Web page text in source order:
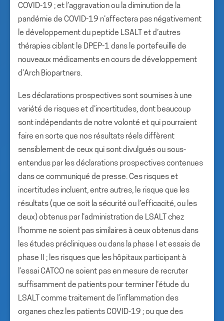
COVID-19 ; et l’aggravation ou la diminution de la
pandémie de COVID-19 n’affectera pas négativement
le développement du peptide LSALT et d’autres
thérapies ciblant le DPEP-1 dans le portefeuille de
nouveaux médicaments en cours de développement
d’Arch Biopartners.
Les déclarations prospectives sont soumises à une
variété de risques et d’incertitudes, dont beaucoup
sont indépendants de notre volonté et qui pourraient
faire en sorte que nos résultats réels diffèrent
sensiblement de ceux qui sont divulgués ou sous-
entendus par les déclarations prospectives contenues
dans ce communiqué de presse. Ces risques et
incertitudes incluent, entre autres, le risque que les
résultats (que ce soit la sécurité ou l’efficacité, ou les
deux) obtenus par l’administration de LSALT chez
l’homme ne soient pas similaires à ceux obtenus dans
les études précliniques ou dans la phase I et essais de
phase II ; les risques que les hôpitaux participant à
l’essai CATCO ne soient pas en mesure de recruter
suffisamment de patients pour terminer l’étude du
LSALT comme traitement de l’inflammation des
organes chez les patients COVID-19 ; ou que des